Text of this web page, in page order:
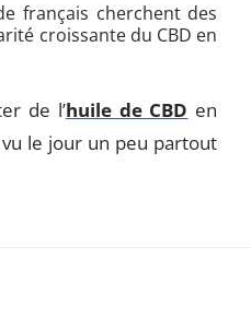
français cherchent des
croissante du CBD en
de l’huile de CBD en
le jour un peu partout